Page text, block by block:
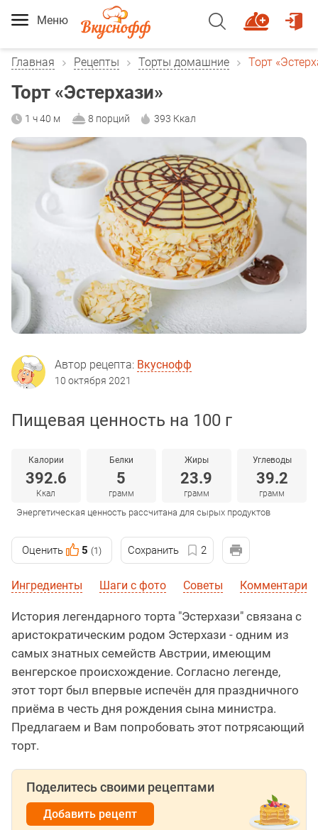
Меню
Главная Рецепты Торты домашние Торт
Торт «Эстерхази»
1 ч 40 м 8 порций 393 Ккал
Автор рецепта: Вкуснофф
10 октября 2021
Пищевая ценность на 100 г
Калории
392.6
Ккал
Белки
5
грамм
Жиры
23.9
грамм
Углеводы
39.2
грамм
Энергетическая ценность рассчитана для сырых продуктов
Оценить 5 (1) Сохранить 2
Ингредиенты Шаги с фото Советы Комментарии
История легендарного торта "Эстерхази" связана с
аристократическим родом Эстерхази - одним из
самых знатных семейств Австрии, имеющим
венгерское происхождение. Согласно легенде,
этот торт был впервые испечён для праздничного
приёма в честь дня рождения сына министра.
Предлагаем и Вам попробовать этот потрясающий
торт.
Поделитесь своими рецептами
Добавить рецепт